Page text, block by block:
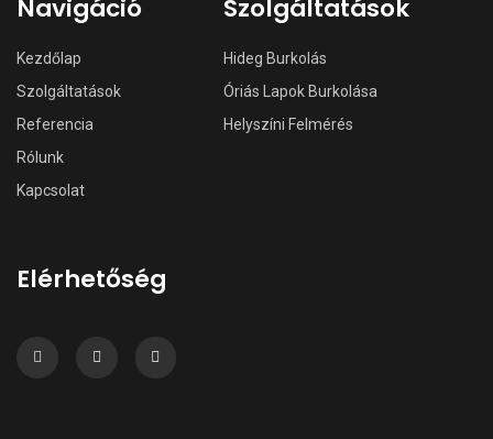
Navigáció
Kezdőlap
Szolgáltatások
Referencia
Rólunk
Kapcsolat
Szolgáltatások
Hideg Burkolás
Óriás Lapok Burkolása
Helyszíni Felmérés
Elérhetőség